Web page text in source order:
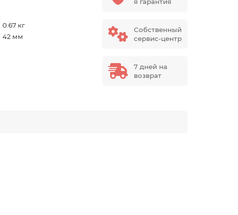
0.67 кг
42 мм
я гарантия
Собственный
сервис-центр
7 дней на
возврат